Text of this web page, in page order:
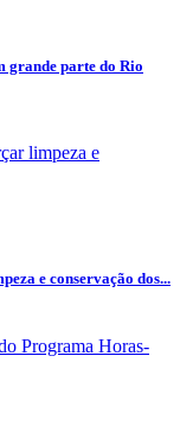
grande parte do Rio
e conservação dos...